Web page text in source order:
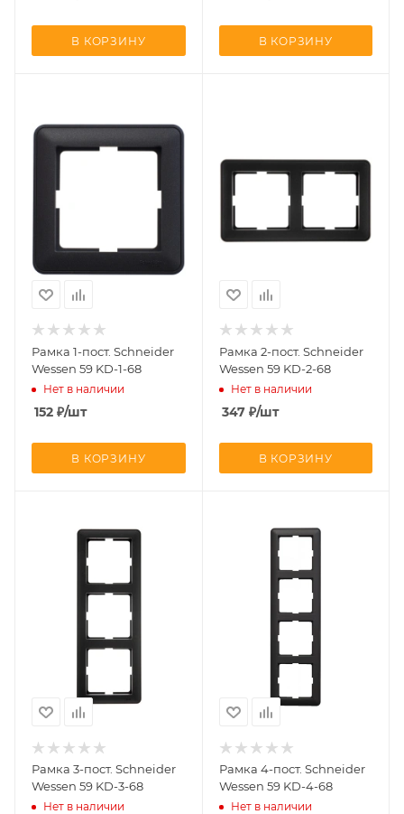
В КОРЗИНУ В КОРЗИНУ
Рамка 1-пост. Schneider
Wessen 59 KD-1-68
Нет в наличии
152 ₽/шт
В КОРЗИНУ
Рамка 2-пост. Schneider
Wessen 59 KD-2-68
Нет в наличии
347₽/шт
В КОРЗИНУ
Рамка 3-пост. Schneider
Wessen 59 KD-3-68
Нет в наличии
Рамка 4-пост. Schneider
Wessen 59 KD-4-68
Нет в наличии